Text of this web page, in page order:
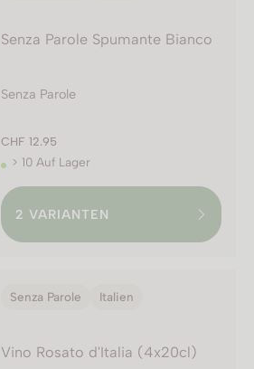
Senza Parole Spumante Bianco
Senza Parole
CHF 12.95
> 10 Auf Lager
2 VARIANTEN
Senza Parole Italien
Vino Rosato d'Italia (4x20cl)